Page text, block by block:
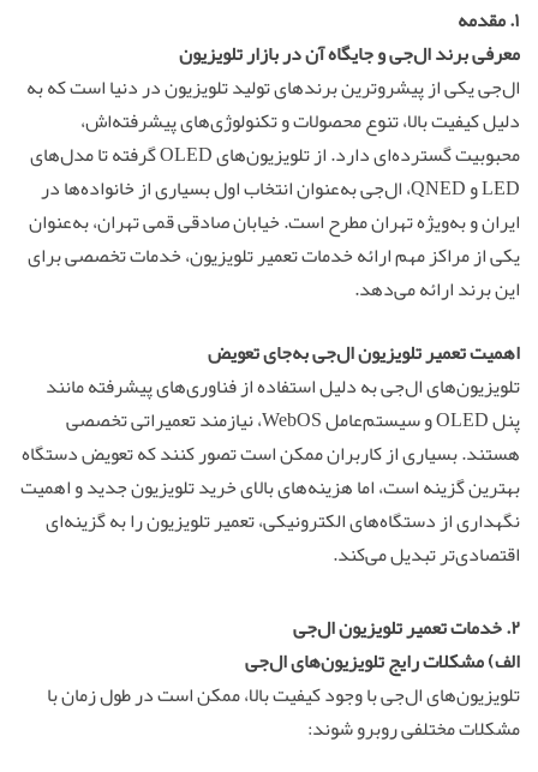
۱. مقدمه
معرفی برند ال‌جی و جایگاه آن در بازار تلویزیون
ال‌جی یکی از پیشروترین برندهای تولید تلویزیون در دنیا است که به
دلیل کیفیت بالا، تنوع محصولات و تکنولوژی‌های پیشرفته‌اش،
محبوبیت گسترده‌ای دارد. از تلویزیون‌های OLED گرفته تا مدل‌های
LED و QNED، ال‌جی به‌عنوان انتخاب اول بسیاری از خانواده‌ها در
ایران و به‌ویژه تهران مطرح است. خیابان صادقی قمی تهران، به‌عنوان
یکی از مراکز مهم ارائه خدمات تعمیر تلویزیون، خدمات تخصصی برای
این برند ارائه می‌دهد.
اهمیتتعمیر تلویزیونال‌جی به‌جای تعویض
تلویزیون‌های ال‌جی به دلیل استفاده از فناوری‌های پیشرفته مانند
پنل OLED و سیستم‌عامل WebOS، نیازمند تعمیراتی تخصصی
هستند. بسیاری از کاربران ممکن است تصور کنند که تعویض دستگاه
بهترین گزینه است، اما هزینه‌های بالای خرید تلویزیون جدید و اهمیت
نگهداری از دستگاه‌های الکترونیکی، تعمیر تلویزیون را به گزینه‌ای
اقتصادی‌تر تبدیل می‌کند.
۲. خدمات
تعمیرتلویزیون ال‌جی
الف)مشکلات رایج تلویزیون‌های ال‌جی
تلویزیون‌های ال‌جی با وجود کیفیت بالا، ممکن است در طول زمان با
مشکلات مختلفی روبرو شوند: